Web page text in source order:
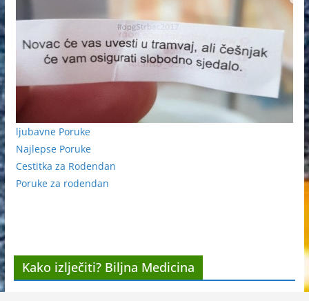
ljubavne Poruke
Najlepse Poruke
Cestitka za Rodendan
Poruke za rodendan
Kako izlječiti? Biljna Medicina